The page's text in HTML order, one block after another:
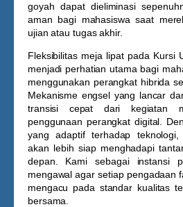
goyah dapat dieliminasi
aman bagi mahasiswa saat
ujian atau tugas akhir.
Fleksibilitas meja lipat pada Kursi
menjadi perhatian utama bagi
menggunakan perangkat hibrida
Mekanisme engsel yang lancar
transisi cepat dari kegiatan
penggunaan perangkat digital.
yang adaptif terhadap
akan lebih siap menghadapi
depan. Kami sebagai instansi
mengawal agar setiap pengadaan
mengacu pada standar kualitas
bersama.